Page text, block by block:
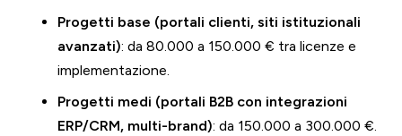
Progetti base (portali clienti, siti istituzionali
avanzati): da 80.000 a 150.000 € tra licenze e
implementazione.
Progetti medi (portali B2B con integrazioni
ERP/CRM, multi-brand): da 150.000 a 300.000 €.